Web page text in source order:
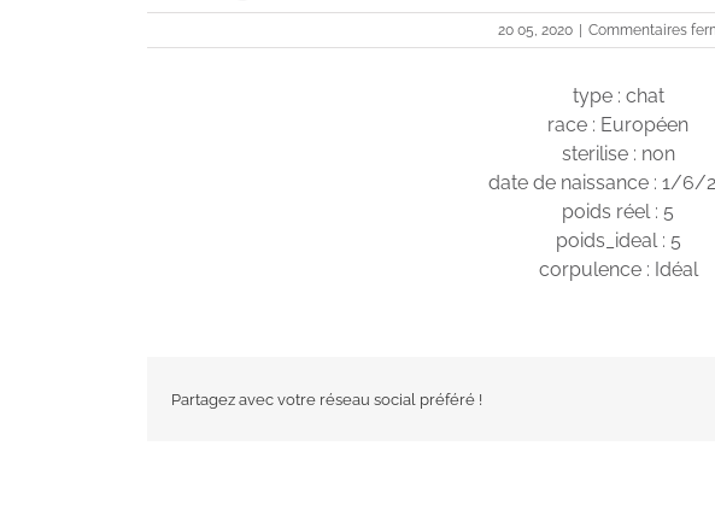
20 05, 2020 Commentaires
type : chat
race : Européen
sterilise : non
date de naissance : 1/6/
poids réel : 5
poids_ideal : 5
corpulence : Idéal
Partagez avec votre réseau social préféré !